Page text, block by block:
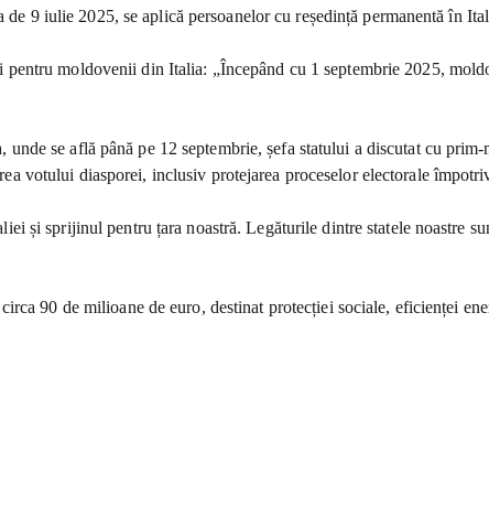
9 iulie 2025, se aplică persoanelor cu reședință permanentă în
pentru moldovenii din Italia: „Începând cu 1 septembrie 2025,
se află până pe 12 septembrie, șefa statului a discutat cu
votului diasporei, inclusiv protejarea proceselor electorale
și sprijinul pentru țara noastră. Legăturile dintre statele noastre
90 de milioane de euro, destinat protecției sociale, eficienței